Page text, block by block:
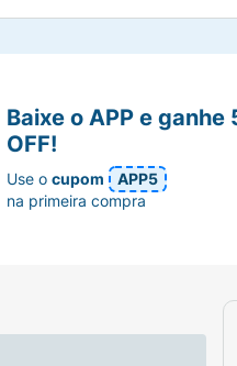
Baixe o APP e ganhe
OFF!
Use ocupom
APP5
na primeira compra